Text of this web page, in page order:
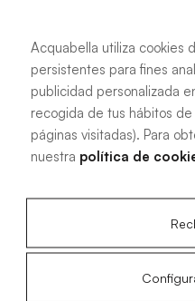
Acquabella utiliza cookies
persistentes para fines
publicidad personalizada
recogida de tus hábitos
páginas visitadas). Para
nuestra política de